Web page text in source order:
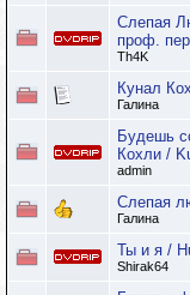
Слепая
проф.
Th4K
Кунал
Галина
Будешь
Кохли /
admin
Слепая
Галина
Ты и я /
Shirak64